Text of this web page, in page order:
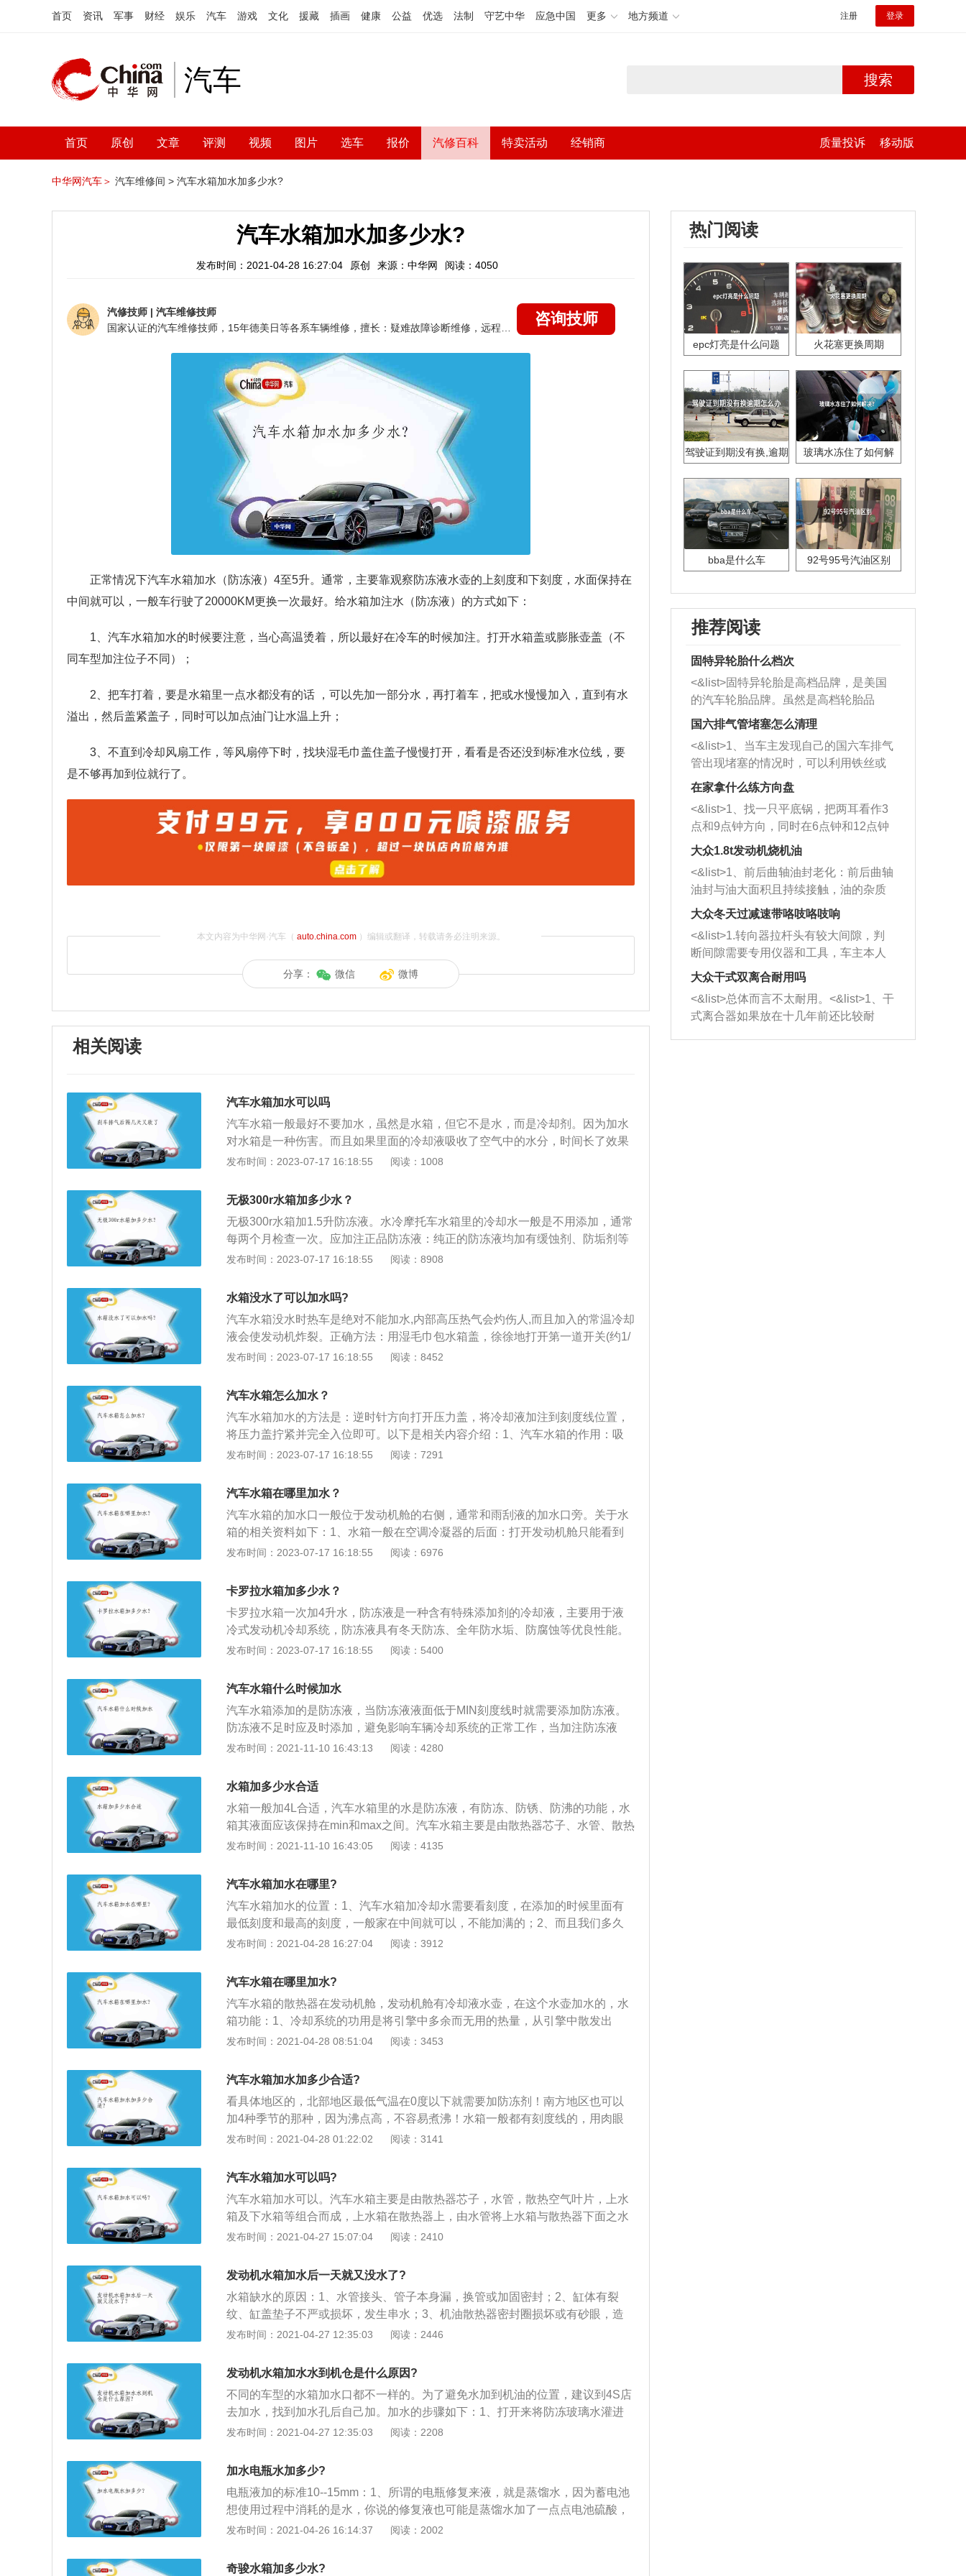
首页 资讯 军事 财经 娱乐 汽车 游戏 文化 援藏 插画 健康 公益 优选 法制 守艺中华 应急中国 更多 地方频道 注册 登录
汽车 搜索
首页 原创 文章 评测 视频 图片 选车 报价 汽修百科 特卖活动 经销商 质量投诉 移动版
中华网汽车＞ 汽车维修间 > 汽车水箱加水加多少水?
汽车水箱加水加多少水?
发布时间：2021-04-28 16:27:04 原创 来源：中华网 阅读：4050
汽修技师 | 汽车维修技师
咨询技师
正常情况下汽车水箱加水（防冻液）4至5升。通常，主要靠观察防冻液水壶的上刻度和下刻度，水面保持在
中间就可以，一般车行驶了20000KM更换一次最好。给水箱加注水（防冻液）的方式如下：
1、汽车水箱加水的时候要注意，当心高温烫着，所以最好在冷车的时候加注。打开水箱盖或膨胀壶盖（不
同车型加注位子不同）；
2、把车打着，要是水箱里一点水都没有的话 ，可以先加一部分水，再打着车，把或水慢慢加入，直到有水
溢出，然后盖紧盖子，同时可以加点油门让水温上升；
3、不直到冷却风扇工作，等风扇停下时，找块湿毛巾盖住盖子慢慢打开，看看是否还没到标准水位线，要
是不够再加到位就行了。
本文内容为中华网·汽车（ auto.china.com）编辑或翻译，转载请务必注明来源。
分享： 微信 微博
相关阅读
汽车水箱加水可以吗
汽车水箱一般最好不要加水，虽然是水箱，但它不是水，而是冷却剂。因为加水
对水箱是一种伤害。而且如果里面的冷却液吸收了空气中的水分，时间长了效果
会降低，需要更换。当然，如果是特殊情况，也可以加水。汽车水箱是散热器，
容比较大，吸热效果比较好，但是车内的水水箱不是普通的水，而是冷却液，冷
却效果会更好。正常情况下最好不要加水，因为普通水中含有多种矿物质和盐
类，容易对冷却系统造成腐蚀和结垢，导致管路堵塞，影响散热，损坏冷却系
统，缩短发动机寿命。而且水的沸点比较低，加热时会导致大量的水溢出，在外
面留下大量的水痕和水垢。
发布时间：2023-07-17 16:18:55 阅读：1008
无极300r水箱加多少水？
无极300r水箱加1.5升防冻液。水冷摩托车水箱里的冷却水一般是不用添加，通常
每两个月检查一次。应加注正品防冻液：纯正的防冻液均加有缓蚀剂、防垢剂等
添加剂配制而成，对金属的腐蚀性不大，可长期使用。但一些假冒伪劣产品根本
防冻液，至气缸体、散热器等冷却系部件过早锈蚀，缩短发动机的使用寿命。正
器加浓阀外侧的直角形接头拨出并垂直放置，再将防冻液徐徐注入散热器内，直
至小循环软管的空气全部排尽有冷却液冒出来时，再将其插上直角形接头并用卡
簧卡牢，同时观察加水口的气泡消失，直到.防冻液升至储液箱所示的上限位置。
发布时间：2023-07-17 16:18:55 阅读：8908
水箱没水了可以加水吗?
汽车水箱没水时热车是绝对不能加水,内部高压热气会灼伤人,而且加入的常温冷却
液会使发动机炸裂。正确方法：用湿毛巾包水箱盖，徐徐地打开第一道开关(约1/
4转)，待水蒸气压力释放完毕后，再完全打开水箱盖，若水量不足，则应慢慢地
路旁，不要急于关闭发动机，因为水温过高，会导致活塞、钢壁、气缸、曲轴等
温度过高，机油变稀，失去润滑作用。如果此时熄火，机件都处于膨胀状态，各
配件间隙很小，停机后造成有些软金属脱落，有些甚至会造成粘缸。
发布时间：2023-07-17 16:18:55 阅读：8452
汽车水箱怎么加水？
汽车水箱加水的方法是：逆时针方向打开压力盖，将冷却液加注到刻度线位置，
将压力盖拧紧并完全入位即可。以下是相关内容介绍：1、汽车水箱的作用：吸
收缸体的热量，防止发动机过热产生故障。2、汽车水箱使用中的注意事项：
液时要选择质量好的稀释型水。（4）水箱故障要及时处理，避免继续使用造成
发布时间：2023-07-17 16:18:55 阅读：7291
汽车水箱在哪里加水？
汽车水箱的加水口一般位于发动机舱的右侧，通常和雨刮液的加水口旁。关于水
箱的相关资料如下：1、水箱一般在空调冷凝器的后面：打开发动机舱只能看到
其水箱上盖，只有拆开车辆前端的保险杠包围，才能清晰看到水箱的位置。2、
里加满的冷却液用冷却液原液和水按一定标准比例兑好。但是单独的水就属于低
档次的冷却液，不仅受季节影响，还容易产生水垢和锈迹。而冷却液四季通用，
品质高，效果性能有保证。3、水箱加水这种操作不被厂家允许：一旦加水造成
水箱或发动机损坏，则不会纳入质保范围，车主只能自讨苦吃。用水作冷却液最
让司机头疼的就是水垢问题，水垢附着在水箱、水套的金属表面，使散热效果越
发布时间：2023-07-17 16:18:55 阅读：6976
卡罗拉水箱加多少水？
卡罗拉水箱一次加4升水，防冻液是一种含有特殊添加剂的冷却液，主要用于液
冷式发动机冷却系统，防冻液具有冬天防冻、全年防水垢、防腐蚀等优良性能。
具体加多少水根据实际情况来定，水箱水位低于相应水位刻度线的位置，就需要
m、1480mm，轴距为2700mm，该款车配备全新开发的搭载双VVTi技术的直列
四缸1.8L发动机，在6速手动变速箱或4速自动变速箱的配合下，最大功率达到10
0kw，峰值扭矩达到175nm。
发布时间：2023-07-17 16:18:55 阅读：5400
汽车水箱什么时候加水
汽车水箱添加的是防冻液，当防冻液液面低于MIN刻度线时就需要添加防冻液。
防冻液不足时应及时添加，避免影响车辆冷却系统的正常工作，当加注防冻液
时，将液面保持在MIN之上，MAX之下即可。除了补充防冻液，还需要定期对其
高速前就应该对汽车的防冻液情况进行检查，确定是否有必要进行添加。一旦防
冻液过少但没有及时补充，可能会导致发动机受热过低引起爆缸现象。如果在高
速上因防冻液问题导致车辆无法正常运转，将给车主带来极大的麻烦。保持汽车
冷却系统的正常运行对驾驶来说百利而无一害。除了记得添加防冻液，还要定期
对水箱进行养护。从小事、从细节着手，才能把汽车保养做到极致，使车辆的使
发布时间：2021-11-10 16:43:13 阅读：4280
水箱加多少水合适
水箱一般加4L合适，汽车水箱里的水是防冻液，有防冻、防锈、防沸的功能，水
箱其液面应该保持在min和max之间。汽车水箱主要是由散热器芯子、水管、散热
空气叶片、上水箱及下水箱等组合而成。汽车水箱又称散热器，是汽车冷却系统
去，再回到水套内循环，达到调温。汽车水箱功能：冷却系统的功用是将引擎中
持在正常温度下运作。水箱：是水冷式引擎的热交换器，以空气对流冷却之方
式，维持引擎正常工作温度。一旦水箱内的引擎冷却水因高温沸腾且汽化膨胀，
压力超过设定值时，由水箱盖（A）溢出泄压，造成冷却水减少并防止冷却系统
现不正常应立刻停车。
发布时间：2021-11-10 16:43:05 阅读：4135
汽车水箱加水在哪里?
汽车水箱加水的位置：1、汽车水箱加冷却水需要看刻度，在添加的时候里面有
最低刻度和最高的刻度，一般家在中间就可以，不能加满的；2、而且我们多久
添加主要看自己用车的情况，要是长期使用时间就短一点，要是长期使用时间就
的，在自己需要跑长途的时候大家要注意看一下；
发布时间：2021-04-28 16:27:04 阅读：3912
汽车水箱在哪里加水?
汽车水箱的散热器在发动机舱，发动机舱有冷却液水壶，在这个水壶加水的，水
箱功能：1、冷却系统的功用是将引擎中多余而无用的热量，从引擎中散发出
去，使引擎在各种速率或行驶状1况下均能保持在正常温度下运作；2、水箱是水
箱内的引擎冷却水因高温沸腾且汽化膨胀，压力超过设定值时，由水箱盖（A）
溢出泄压，造成冷却水减少并防止冷却系统管路爆裂；3、平时行车应注意仪表
板上的引擎冷却水温度表指针是否正常。其他如引擎冷却风扇故障而造成引擎冷
却水温升高或冷却系统管路泄漏亦可能造成冷却水减少，在添加蒸馏水前请留意
冷却水减少的量及周期是否正常。
发布时间：2021-04-28 08:51:04 阅读：3453
汽车水箱加水加多少合适?
看具体地区的，北部地区最低气温在0度以下就需要加防冻剂！南方地区也可以
加4种季节的那种，因为沸点高，不容易煮沸！水箱一般都有刻度线的，用肉眼
看水箱口上的刻度线就可以了，不要溢在上面好了，汽车水箱：1、水箱的作用
围环境和车辆使用情况，定期检查水位，如果发现水箱的水过低就需要添加了；
水箱不漏水，不需要加水，建议40000公里更换一次。
发布时间：2021-04-28 01:22:02 阅读：3141
汽车水箱加水可以吗?
汽车水箱加水可以。汽车水箱主要是由散热器芯子，水管，散热空气叶片，上水
箱及下水箱等组合而成，上水箱在散热器上，由水管将上水箱与散热器下面之水
箱相连通，热水由上而下流到下水箱时变为温水，散热空气叶片则构成孔道。以
车或间接停车时，应将水箱盖和放水开关，将水全部放出；2、在使用防冻液
锈防冻液；3、汽车水箱的散热器不应与任何酸、碱或其它腐蚀性性质接触，以
免损坏水箱的质量。
发布时间：2021-04-27 15:07:04 阅读：2410
发动机水箱加水后一天就又没水了?
水箱缺水的原因：1、水管接头、管子本身漏，换管或加固密封；2、缸体有裂
纹、缸盖垫子不严或损坏，发生串水；3、机油散热器密封圈损坏或有砂眼，造
成串水；4、水箱盖不严密；5、暖风水箱有漏水；6、三通有漏水。
发布时间：2021-04-27 12:35:03 阅读：2446
发动机水箱加水水到机仓是什么原因?
不同的车型的水箱加水口都不一样的。为了避免水加到机油的位置，建议到4S店
去加水，找到加水孔后自己加。加水的步骤如下：1、打开来将防冻玻璃水灌进
去，但不要灌得太满，稍微能在最深里看见水面就足够。（玻璃水稀释使用，注
可。像图中的雨刷精则需要按照1：100的比例稀释。需要注意的是根据季节不同
使用不同的稀释剂，在北方最好是用防冻玻璃水作为稀释剂，以免玻璃水尚未用
完已迎来冬季使得管路冻裂；3、注意容量，不要加的过满，只要从瓶口的处可
以看到液面即可。一般汽车的玻璃水容量大约是1.5L左右，因此选择稀释玻璃水
的容器用1.25L到1.5L的就可以了。
发布时间：2021-04-27 12:35:03 阅读：2208
加水电瓶水加多少?
电瓶液加的标准10--15mm：1、所谓的电瓶修复来液，就是蒸馏水，因为蓄电池
想使用过程中消耗的是水，你说的修复液也可能是蒸馏水加了一点点电池硫酸，
至于加多少；2、没有源应该统一的规定，这要看电池的缺水情况，你可以先加1
溢出即可，可以随时观察，随时调整。加水完成后，最好是给电池充充电，以便
发布时间：2021-04-26 16:14:37 阅读：2002
奇骏水箱加多少水?
热门阅读
epc灯亮是什么问题 火花塞更换周期
驾驶证到期没有换,逾期
玻璃水冻住了如何解
bba是什么车 92号95号汽油区别
推荐阅读
固特异轮胎什么档次
<&list>固特异轮胎是高档品牌，是美国
的汽车轮胎品牌。虽然是高档轮胎品
牌，但是中高低端的轮胎都有生产，这
也是为了更好的开拓市场。
国六排气管堵塞怎么清理
<&list>1、当车主发现自己的国六车排气
管出现堵塞的情况时，可以利用铁丝或
者是细棍，直接将杂物给取出来，如果
堵塞情况比较严重，也可以采取应急措
施。 <&list>2、直接利用木棍将所有的
杂物推到排气管里面的位置处，然后将
三元催化器拆解开，就可以将堵塞的东
西取出来。但如果是因为积碳过多引起
的堵塞，就需要将三元催化器泡在草酸
洗剂对堵塞的情况得到解决，将清洗剂
放在燃油箱中，与燃油混合后，车辆启
动时，就可以和汽油一起进入到燃烧
室，最后形成废气排出，就可以让三元
催化器得到清洗，排气管堵塞的情况就
能够得到解决。
在家拿什么练方向盘
<&list>1、找一只平底锅，把两耳看作3
点和9点钟方向，同时在6点钟和12点钟
方向做一个标记。 <&list>2、双手握住
一圈半的练习，往右同样也要打相同的
圈数。 <&list>3、最后强调要反复练
习，这样就可以形成肌肉记忆，在真实
驾驶车辆时，不需要记忆也能打好方
向。
大众1.8t发动机烧机油
<&list>1、前后曲轴油封老化：前后曲轴
油封与油大面积且持续接触，油的杂质
和发动机内持续温度变化使其密封效果
逐渐减弱，导致渗油或漏油。<&list>2、
活塞间隙过大：积碳会使活塞环与缸体
的间隙扩大，导致机油流入燃烧室中，
造成烧机油。<&list>3、机油粘度。使用
机油粘度过小的话，同样会有烧机油现
象，机油粘度过小具有很好的流动性，
大众冬天过减速带咯吱咯吱响
<&list>1.转向器拉杆头有较大间隙，判
断间隙需要专用仪器和工具，车主本人
无法制作，需要将车辆送到修理厂或4s
店；<&list>2.车辆半轴套管防尘罩破
裂，破裂后会出现漏油现象，使半轴磨
损严重，磨损的半轴容易损坏，产生异
响；<&list>3.稳定器的转向胶套和球头
大众干式双离合耐用吗
<&list>总体而言不太耐用。<&list>1、干
式离合器如果放在十几年前还比较耐